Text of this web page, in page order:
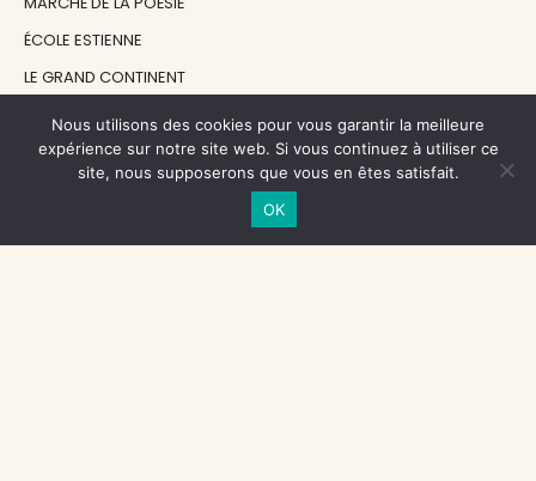
ÉCOLE ESTIENNE
LE GRAND CONTINENT
DIACRITIK
EN ATTENDANT NADEAU
Nous utilisons des cookies pour vous garantir la meilleure
expérience sur notre site web. Si vous continuez à utiliser ce
site, nous supposerons que vous en êtes satisfait.
OK